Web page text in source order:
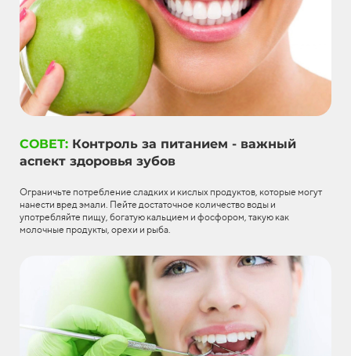
СОВЕТ: Контроль за питанием - важный
аспект здоровья зубов
Ограничьте потребление сладких и кислых продуктов, которые могут
нанести вред эмали. Пейте достаточное количество воды и
употребляйте пищу, богатую кальцием и фосфором, такую как
молочные продукты, орехи и рыба.